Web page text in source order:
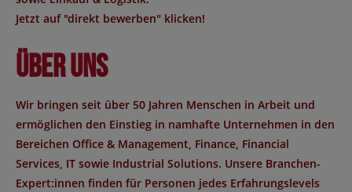
Jetzt auf "direkt bewerben" klicken!
Über uns
Wir bringen seit über 50 Jahren Menschen in Arbeit und
ermöglichen den Einstieg in namhafte Unternehmen in den
Bereichen Office & Management, Finance, Financial
Services, IT sowie Industrial Solutions. Unsere Branchen-
Expert:innen finden für Personen jedes Erfahrungslevels